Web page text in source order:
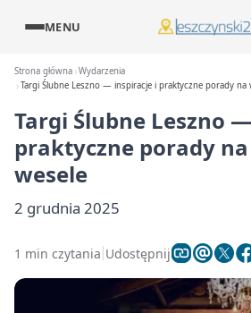
MENU
Strona główna Wydarzenia
Targi Ślubne Leszno — inspiracje i praktyczne porady na
Targi Ślubne Leszno
praktyczne porady
wesele
2 grudnia 2025
1 min czytania Udostępnij